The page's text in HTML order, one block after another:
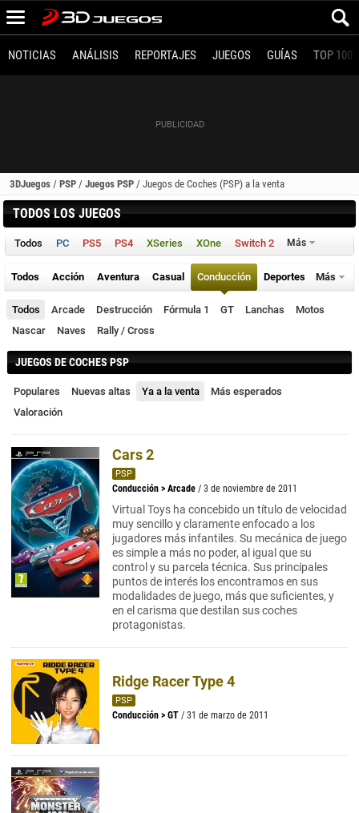
NOTICIAS ANÁLISIS REPORTAJES JUEGOS GUÍAS TOP 100
3DJuegos / PSP / Juegos PSP / Juegos de Coches (PSP) a la venta
TODOS LOS JUEGOS
Todos PC PS5 PS4 XSeries XOne Switch 2 Más
Todos Acción Aventura Casual Conducción Deportes Más
Todos Arcade Destrucción Fórmula 1 GT Lanchas
Motos
Nascar
Naves Rally / Cross
JUEGOS DE COCHES PSP
Populares Nuevas altas Ya a la venta
Más esperados
Valoración
Cars 2
PSP
Conducción > Arcade / 3 de noviembre de 2011
Virtual Toys ha concebido un título de velocidad
muy sencillo y claramente enfocado a los
jugadores más infantiles. Su mecánica de juego
es simple a más no poder, al igual que su
control y su parcela técnica. Sus principales
puntos de interés los encontramos en sus
modalidades de juego, más que suficientes, y
en el carisma que destilan sus coches
protagonistas.
Ridge Racer Type 4
PSP
Conducción > GT / 31 de marzo de 2011